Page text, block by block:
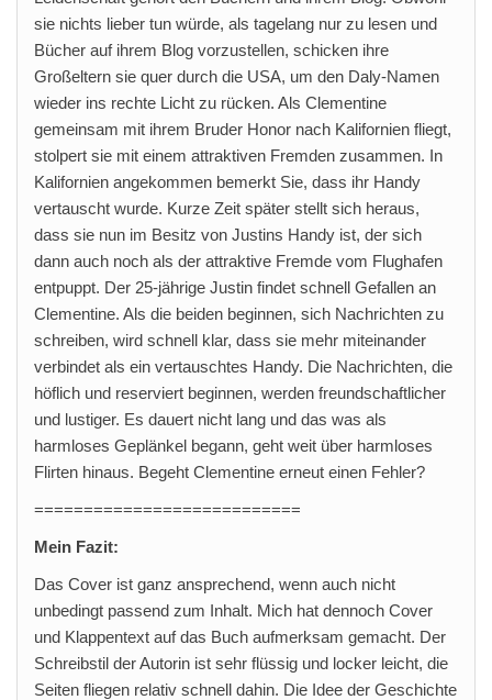
sie nichts lieber tun würde, als tagelang nur zu lesen und
Bücher auf ihrem Blog vorzustellen, schicken ihre
Großeltern sie quer durch die USA, um den Daly-Namen
wieder ins rechte Licht zu rücken. Als Clementine
gemeinsam mit ihrem Bruder Honor nach Kalifornien fliegt,
stolpert sie mit einem attraktiven Fremden zusammen. In
Kalifornien angekommen bemerkt Sie, dass ihr Handy
vertauscht wurde. Kurze Zeit später stellt sich heraus,
dass sie nun im Besitz von Justins Handy ist, der sich
dann auch noch als der attraktive Fremde vom Flughafen
entpuppt. Der 25-jährige Justin findet schnell Gefallen an
Clementine. Als die beiden beginnen, sich Nachrichten zu
schreiben, wird schnell klar, dass sie mehr miteinander
verbindet als ein vertauschtes Handy. Die Nachrichten, die
höflich und reserviert beginnen, werden freundschaftlicher
und lustiger. Es dauert nicht lang und das was als
harmloses Geplänkel begann, geht weit über harmloses
Flirten hinaus. Begeht Clementine erneut einen Fehler?
===========================
Mein Fazit:
Das Cover ist ganz ansprechend, wenn auch nicht
unbedingt passend zum Inhalt. Mich hat dennoch Cover
und Klappentext auf das Buch aufmerksam gemacht. Der
Schreibstil der Autorin ist sehr flüssig und locker leicht, die
Seiten fliegen relativ schnell dahin. Die Idee der Geschichte